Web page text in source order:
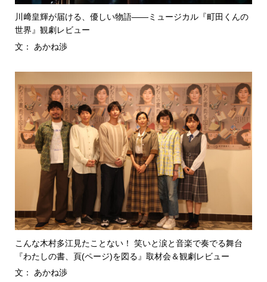
川﨑皇輝が届ける、優しい物語――ミュージカル『町田くんの
世界』観劇レビュー
文： あかね渉
こんな木村多江見たことない！ 笑いと涙と音楽で奏でる舞台
『わたしの書、頁(ページ)を図る』取材会＆観劇レビュー
文： あかね渉